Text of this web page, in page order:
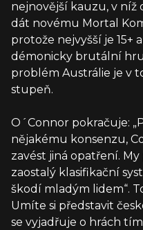
nejnovější kauzu, v
dát novému Mortal
protože nejvyšší je 15+
démonicky brutální hru
problém Austrálie je v
stupeň.
O´Connor pokračuje:
nějakému konsenzu,
zavést jiná opatření.
zaostalý klasifikační
škodí mladým lidem“.
Umíte si představit
se vyjadřuje o hrách